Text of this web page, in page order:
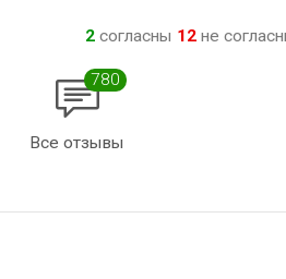
2согласны 12не
780
Все отзывы